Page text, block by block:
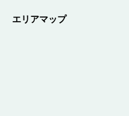
エリアマップ